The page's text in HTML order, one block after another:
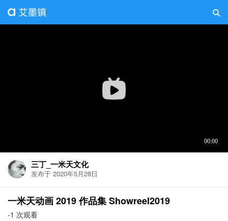
三丁_一米天文化
发布于 2020年5月28日
一米天动画 2019 作品集 Showreel2019
-1 次观看